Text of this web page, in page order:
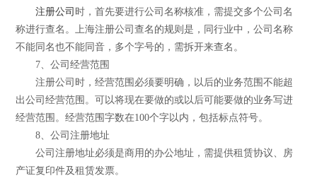
注册公司 时，首先要进行公司名称核准，需提交多个公司名
称进行查名。上海注册公司查名的规则是，同行业中，公司名称
不能同名也不能同音，多个字号的，需拆开来查名。
7、公司经营范围
注册公司时，经营范围必须要明确，以后的业务范围不能超
出公司经营范围。可以将现在要做的或以后可能要做的业务写进
经营范围。经营范围字数在100个字以内，包括标点符号。
8、公司注册地址
公司注册地址必须是商用的办公地址，需提供租赁协议、房
产证复印件及租赁发票。